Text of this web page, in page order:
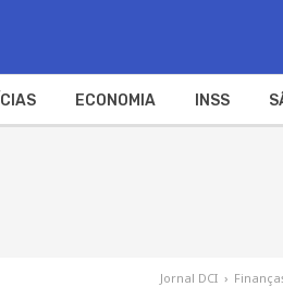
ECONOMIA INSS
Jornal DCI ›